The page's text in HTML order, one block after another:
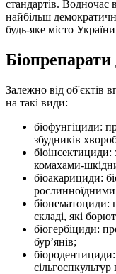
стандартів. Водночас
найбільш
будь-яке місто
Залежно від об'єктів
на такі види:
біофунгіциди:
збудників
біоінсектициди:
комахами-
біоакарициди:
біонематоциди:
складі, які
біогербіциди:
бур’янів;
сільгоспкультур